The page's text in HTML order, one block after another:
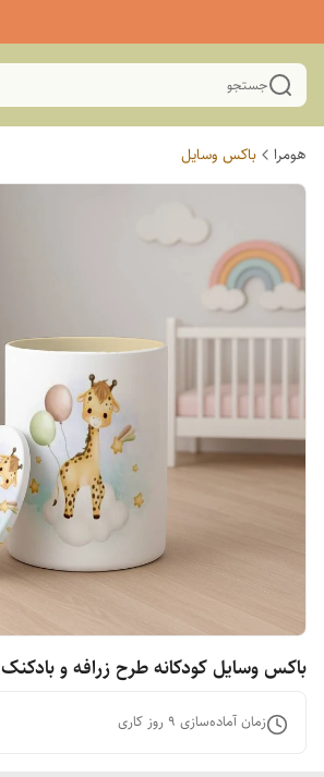
جستجو
هومرا باکس وسایل
باکس وسایل کودکانه طرح زرافه و بادکنک
زمان آماده‌سازی 9 روز کاری